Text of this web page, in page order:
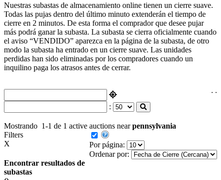
Nuestras subastas de almacenamiento online tienen un cierre suave.
Todas las pujas dentro del último minuto extenderán el tiempo de
cierre en 2 minutos. De esta forma el comprador que desee pujar
más podrá ganar la subasta. La subasta se cierra oficialmente cuando
el aviso “VENDIDO” aparezca en la página de la subasta, de otro
modo la subasta ha entrado en un cierre suave. Las unidades
perdidas han sido eliminadas por los compradores cuando un
inquilino paga los atrasos antes de cerrar.
. .
:
Mostrando 1-1 de 1 active auctions nearpennsylvania
Por página:
Ordenar por:
Filters
X
Encontrar resultados de
subastas